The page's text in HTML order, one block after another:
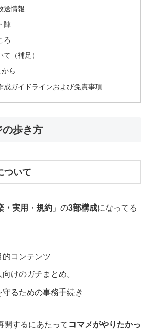
送情報
陣
ろ
（補足）
から
成ガイドラインおよび免責事項
歩き方
ついて
・実用 ・ 規約 」の3部構成になってる
コンテンツ
けのガチまとめ。
るための事務手続き
開するにあたって コマメがやりたかっ